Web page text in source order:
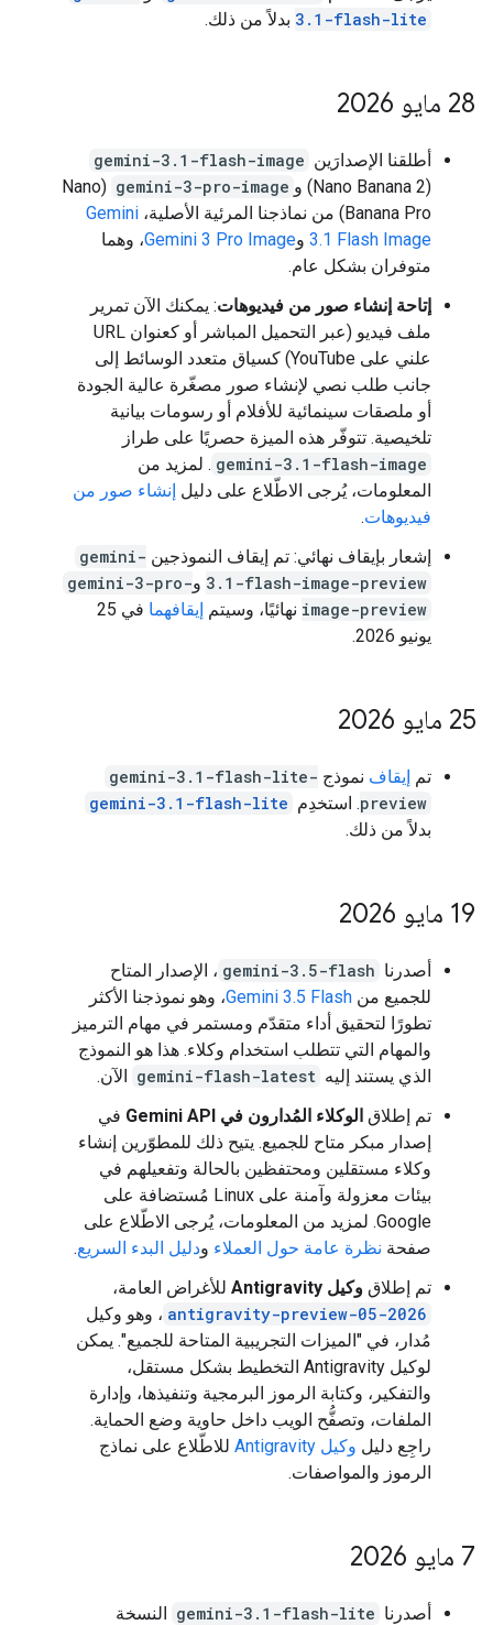
3.1-flash-lite بدلاً من ذلك.
‫28 مايو 2026
أطلقنا الإصدارَين gemini-3.1-flash-image
(‫Nano Banana 2) و
gemini-3-pro-image
(‫Nano
Banana Pro) من نماذجنا المرئية الأصلية،
Gemini
3.1 Flash Image وGemini 3 Pro Image، وهما
متوفران بشكل عام.
إتاحة إنشاء صور من فيديوهات: يمكنك الآن تمرير
ملف فيديو (عبر التحميل المباشر أو كعنوان URL
علني على YouTube) كسياق متعدد الوسائط إلى
جانب طلب نصي لإنشاء صور مصغّرة عالية الجودة
أو ملصقات سينمائية للأفلام أو رسومات بيانية
تلخيصية. تتوفّر هذه الميزة حصريًا على طراز
gemini-3.1-flash-image . لمزيد من
المعلومات، يُرجى الاطّلاع على دليل إنشاء صور من
فيديوهات.
إشعار بإيقاف نهائي: تم إيقاف النموذجين gemini-
3.1-flash-image-preview وgemini-3-pro-
image-preview نهائيًا، وسيتم إيقافهما
في 25
يونيو 2026.
‫25 مايو 2026
تم إيقاف نموذج gemini-3.1-flash-lite-
preview. استخدِم gemini-3.1-flash-lite
بدلاً من ذلك.
‫19 مايو 2026
أصدرنا gemini-3.5-flash ، الإصدار المتاح
للجميع من Gemini 3.5 Flash، وهو نموذجنا الأكثر
تطورًا لتحقيق أداء متقدّم ومستمر في مهام الترميز
والمهام التي تتطلب استخدام وكلاء. هذا هو النموذج
الذي يستند إليه gemini-flash-latest الآن.
تم إطلاق الوكلاء المُدارون في Gemini API
في
إصدار مبكر متاح للجميع. يتيح ذلك للمطوّرين إنشاء
وكلاء مستقلين ومحتفظين بالحالة وتفعيلهم في
بيئات معزولة وآمنة على Linux مُستضافة على
Google. لمزيد من المعلومات، يُرجى الاطّلاع على
صفحة نظرة عامة حول العملاء ودليل البدء السريع.
تم إطلاق وكيل Antigravity
للأغراض العامة،
antigravity-preview-05-2026 ، وهو وكيل
مُدار، في "الميزات التجريبية المتاحة للجميع". يمكن
لوكيل Antigravity التخطيط بشكل مستقل،
والتفكير، وكتابة الرموز البرمجية وتنفيذها، وإدارة
الملفات، وتصفُّح الويب داخل حاوية وضع الحماية.
راجِع دليل وكيل Antigravity
للاطّلاع على نماذج
الرموز والمواصفات.
‫7 مايو 2026
أصدرنا gemini-3.1-flash-lite النسخة